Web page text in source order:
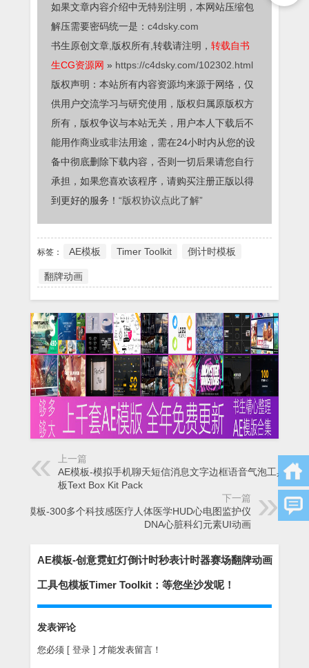
如果文章内容介绍中无特别注明，本网站压缩包
解压需要密码统一是： c4dsky.com
书生原创文章,版权所有,转载请注明， 转载自书
生CG资源网 » https://c4dsky.com/102302.html
版权声明：本站所有内容资源均来源于网络，仅
供用户交流学习与研究使用，版权归属原版权方
所有，版权争议与本站无关，用户本人下载后不
能用作商业或非法用途，需在24小时内从您的设
备中彻底删除下载内容，否则一切后果请您自行
承担，如果您喜欢该程序，请购买注册正版以得
到更好的服务！ “版权协议点此了解”
标签： AE模板 Timer Toolkit 倒计时模板
翻牌动画
上一篇
AE模板-模拟手机聊天短信消息文字边框语音气泡工具包模
板Text Box Kit Pack
下一篇
AE模板-300多个科技感医疗人体医学HUD心电图监护仪
DNA心脏科幻元素UI动画
AE模板-创意霓虹灯倒计时秒表计时器赛场翻牌动画
工具包模板Timer Toolkit：等您坐沙发呢！
发表评论
您必须 [ 登录 ] 才能发表留言！